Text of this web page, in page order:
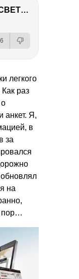
МОЩНЫЙ ЦВЕТНОЙ СВЕТ – NANLITE FC-500C
легкого
раз
о
анкет. Я,
в
за
на
пор…